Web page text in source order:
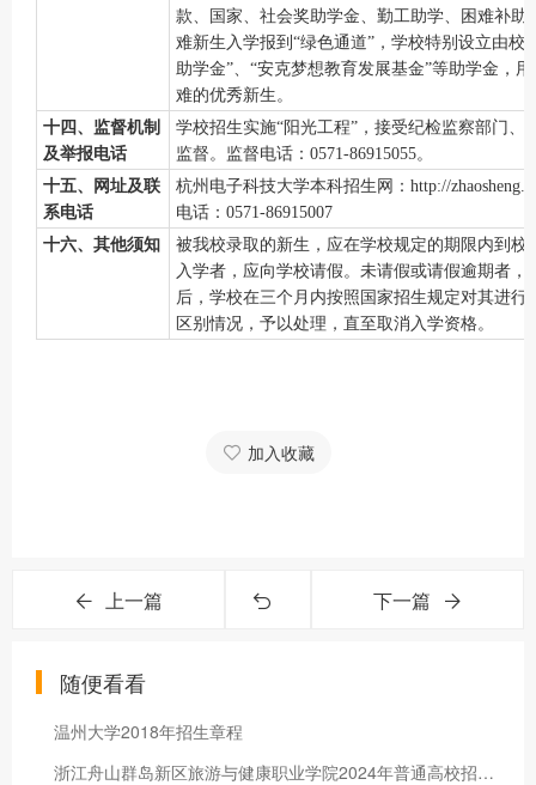
款、国家、社会奖助学金、勤工助学、困难补助
难新生入学报到 “绿色通道”，学校特别设立由校
助学金”、“安克梦想教育发展基金”等助学金，
难的优秀新生。
十四、监督机制
及举报电话
学校招生实施“阳光工程”，接受纪检监察部门、
监督。 监督电话： 0571-86915055。
十五、网址及联
系电话
杭州电子科技大学本科招生网： http://
电话： 0571-86915007
十六、其他须知
被我校录取的新生，应在学校规定的期限内到校
入学者，应向学校请假。未请假或请假逾期者
后，学校在三个月内按照国家招生规定对其进行
区别情况，予以处理，直至取消入学资格。
加入收藏
上一篇 下一篇
随便看看
温州大学2018年招生章程
浙江舟山群岛新区旅游与健康职业学院2024年普通高校招生章程